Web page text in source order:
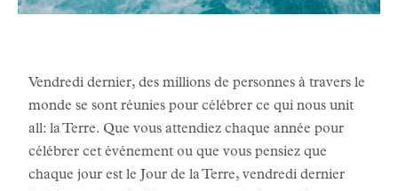
Vendredi dernier, des millions de personnes à travers le
monde se sont réunies pour célébrer ce qui nous unit
all: la Terre. Que vous attendiez chaque année pour
célébrer cet événement ou que vous pensiez que
chaque jour est le Jour de la Terre, vendredi dernier